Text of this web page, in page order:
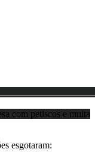
com petiscos e muita
esgotaram: